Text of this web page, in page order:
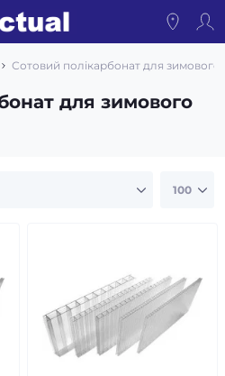
Сотовий полікарбонат для зимового
для зимового